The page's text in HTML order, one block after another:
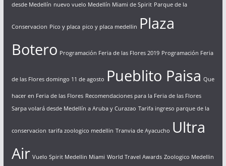
desde Medellín nuevo vuelo Medellín Miami de Spirit Parque de la
Conservacion Pico y placa pico y placa medellin Plaza
Botero Programación Feria de las Flores 2019 Programación Feria
de las Flores domingo 11 de agosto Pueblito Paisa Que
hacer en Feria de las Flores Recomendaciones para la Feria de las Flores
Sarpa volará desde Medellín a Aruba y Curazao Tarifa ingreso parque de la
conservacion tarifa zoologico medellin Tranvia de Ayacucho Ultra
Air Vuelo Spirit Medellin Miami World Travel Awards Zoologico Medellin